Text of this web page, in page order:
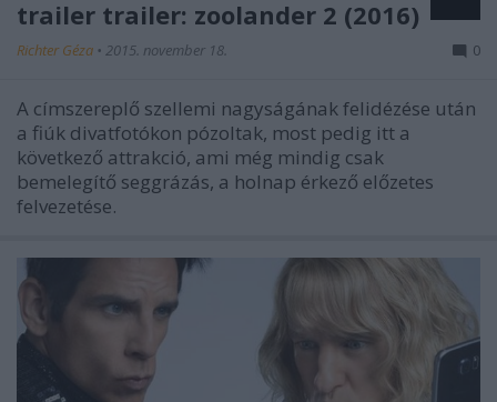
trailer trailer: zoolander 2 (2016)
Richter Géza • 2015. november 18. 0
A címszereplő szellemi nagyságának felidézése után
a fiúk divatfotókon pózoltak, most pedig itt a
következő attrakció, ami még mindig csak
bemelegítő seggrázás, a holnap érkező előzetes
felvezetése.